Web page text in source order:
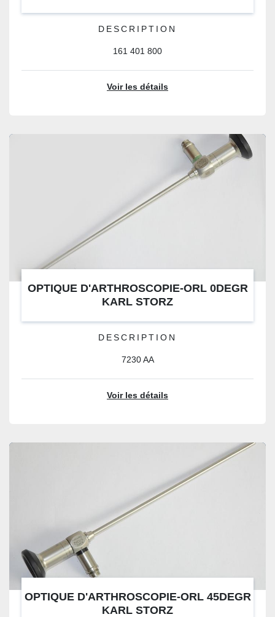
DESCRIPTION
161 401 800
Voir les détails
OPTIQUE D'ARTHROSCOPIE-ORL 0DEGR
KARL STORZ
DESCRIPTION
7230 AA
Voir les détails
OPTIQUE D'ARTHROSCOPIE-ORL 45DEGR
KARL STORZ